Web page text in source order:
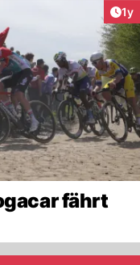
1y
fährt